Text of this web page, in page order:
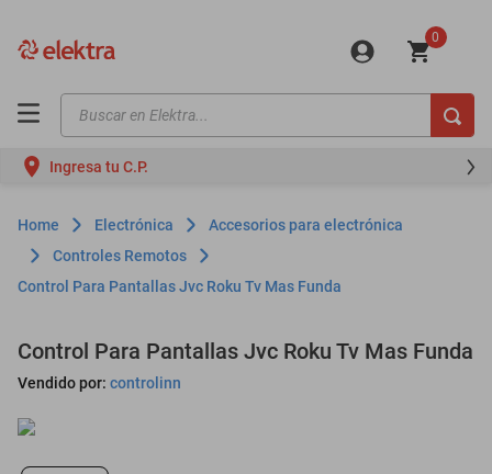
0
Buscar en Elektra...
Ingresa tu C.P.
Electrónica
Accesorios para electrónica
Controles Remotos
Control Para Pantallas Jvc Roku Tv Mas Funda
Control Para Pantallas Jvc Roku Tv Mas Funda
Vendido por: controlinn
motos
moto
celulares
iphones